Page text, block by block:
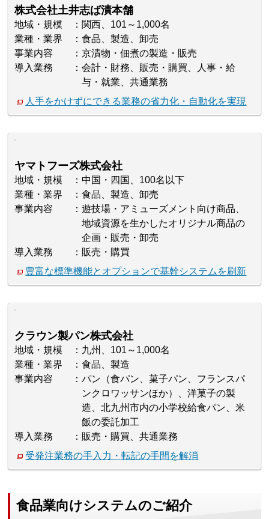
株式会社土井志ば漬本舗
地域・規模
関西、101～1,000名
業種・業界
食品、製造、卸売
事業内容
京漬物・佃煮の製造・販売
導入業務
会計・財務、販売・購買、人事・給
与・就業、共通業務
人手をかけずにできる業務の省力化・自動化を実現
ヤマトフーズ株式会社
地域・規模
中国・四国、100名以下
業種・業界
食品、製造、卸売
事業内容
遊技場・アミューズメント向け商品、
地域資源を生かしたオリジナル商品の
企画・販売・卸売
導入業務
販売・購買
豊富な標準機能とオプションで基幹システムを刷新
クラウン製パン株式会社
地域・規模
九州、101～1,000名
業種・業界
食品、製造
事業内容
パン（食パン、菓子パン、フランスパ
ンクロワッサンほか）、洋菓子の製
造、北九州市内の小学校給食パン、米
飯の委託加工
導入業務
販売・購買、共通業務
受発注業務の手入力・転記の手間を解消
食品業向けシステムのご紹介